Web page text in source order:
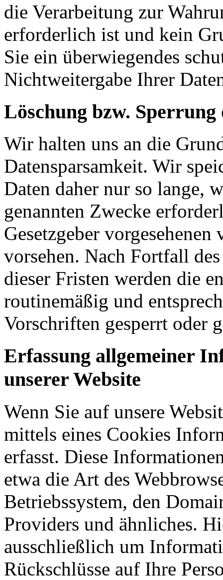
die Verarbeitung zur
erforderlich ist und kein
Sie ein überwiegendes
Nichtweitergabe Ihrer
Löschung bzw. Sperrung
Wir halten uns an die
Datensparsamkeit. Wir
Daten daher nur so lange,
genannten Zwecke
Gesetzgeber
vorsehen. Nach Fortfall
dieser Fristen werden die
routinemäßig und
Vorschriften gesperrt oder
Erfassung allgemeiner
unserer Website
Wenn Sie auf unsere
mittels eines Cookies
erfasst. Diese
etwa die Art des
Betriebssystem, den
Providers und ähnliches.
ausschließlich um
Rückschlüsse auf Ihre